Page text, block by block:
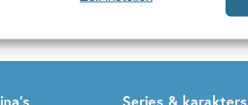
in de Orde van Oranje-Nassau